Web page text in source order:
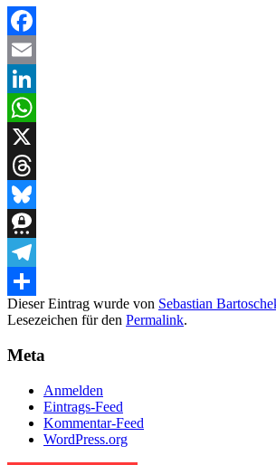
Facebook
Email
LinkedIn
WhatsApp
X
Threads
Bluesky
Threema
Telegram
Teilen
Dieser Eintrag wurde von Sebastian
Lesezeichen für den Permalink.
Meta
Anmelden
Eintrags-Feed
Kommentar-Feed
WordPress.org